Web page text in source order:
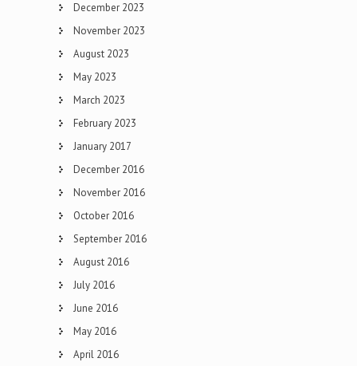
December 2023
November 2023
August 2023
May 2023
March 2023
February 2023
January 2017
December 2016
November 2016
October 2016
September 2016
August 2016
July 2016
June 2016
May 2016
April 2016